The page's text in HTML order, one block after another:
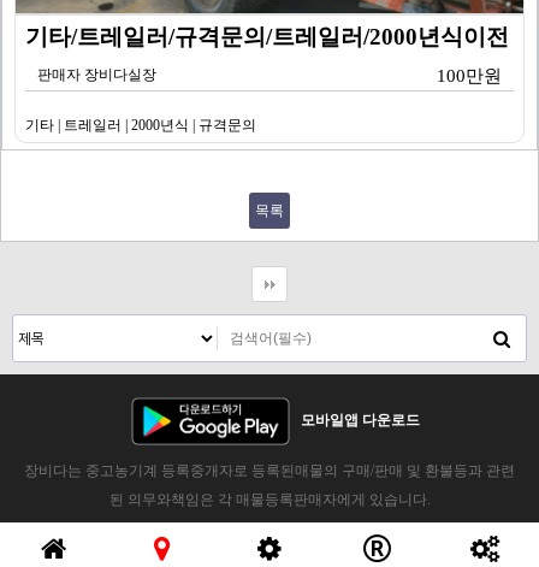
기타/트레일러/규격문의/트레일러/2000년식이전
판매자 장비다실장 100만원
기타 | 트레일러 | 2000년식 | 규격문의
목록
모바일앱 다운로드
장비다는 중고농기계 등록중개자로 등록된매물의 구매/판매 및 환불등과 관련
된 의무와책임은 각 매물등록판매자에게 있습니다.